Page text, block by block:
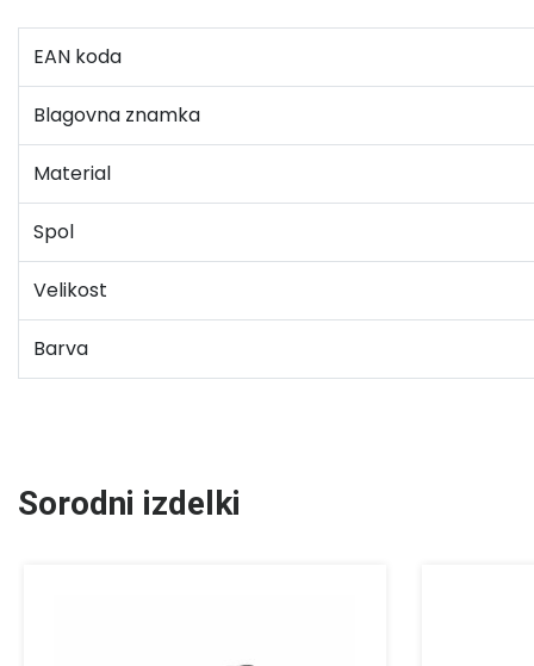
EAN koda
Blagovna znamka
Material
Spol
Velikost
Barva
Sorodni izdelki